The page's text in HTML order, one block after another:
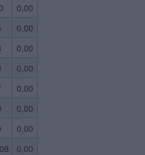
0,00
0,00
0,00
0,00
0,00
0,00
0,00
0,00